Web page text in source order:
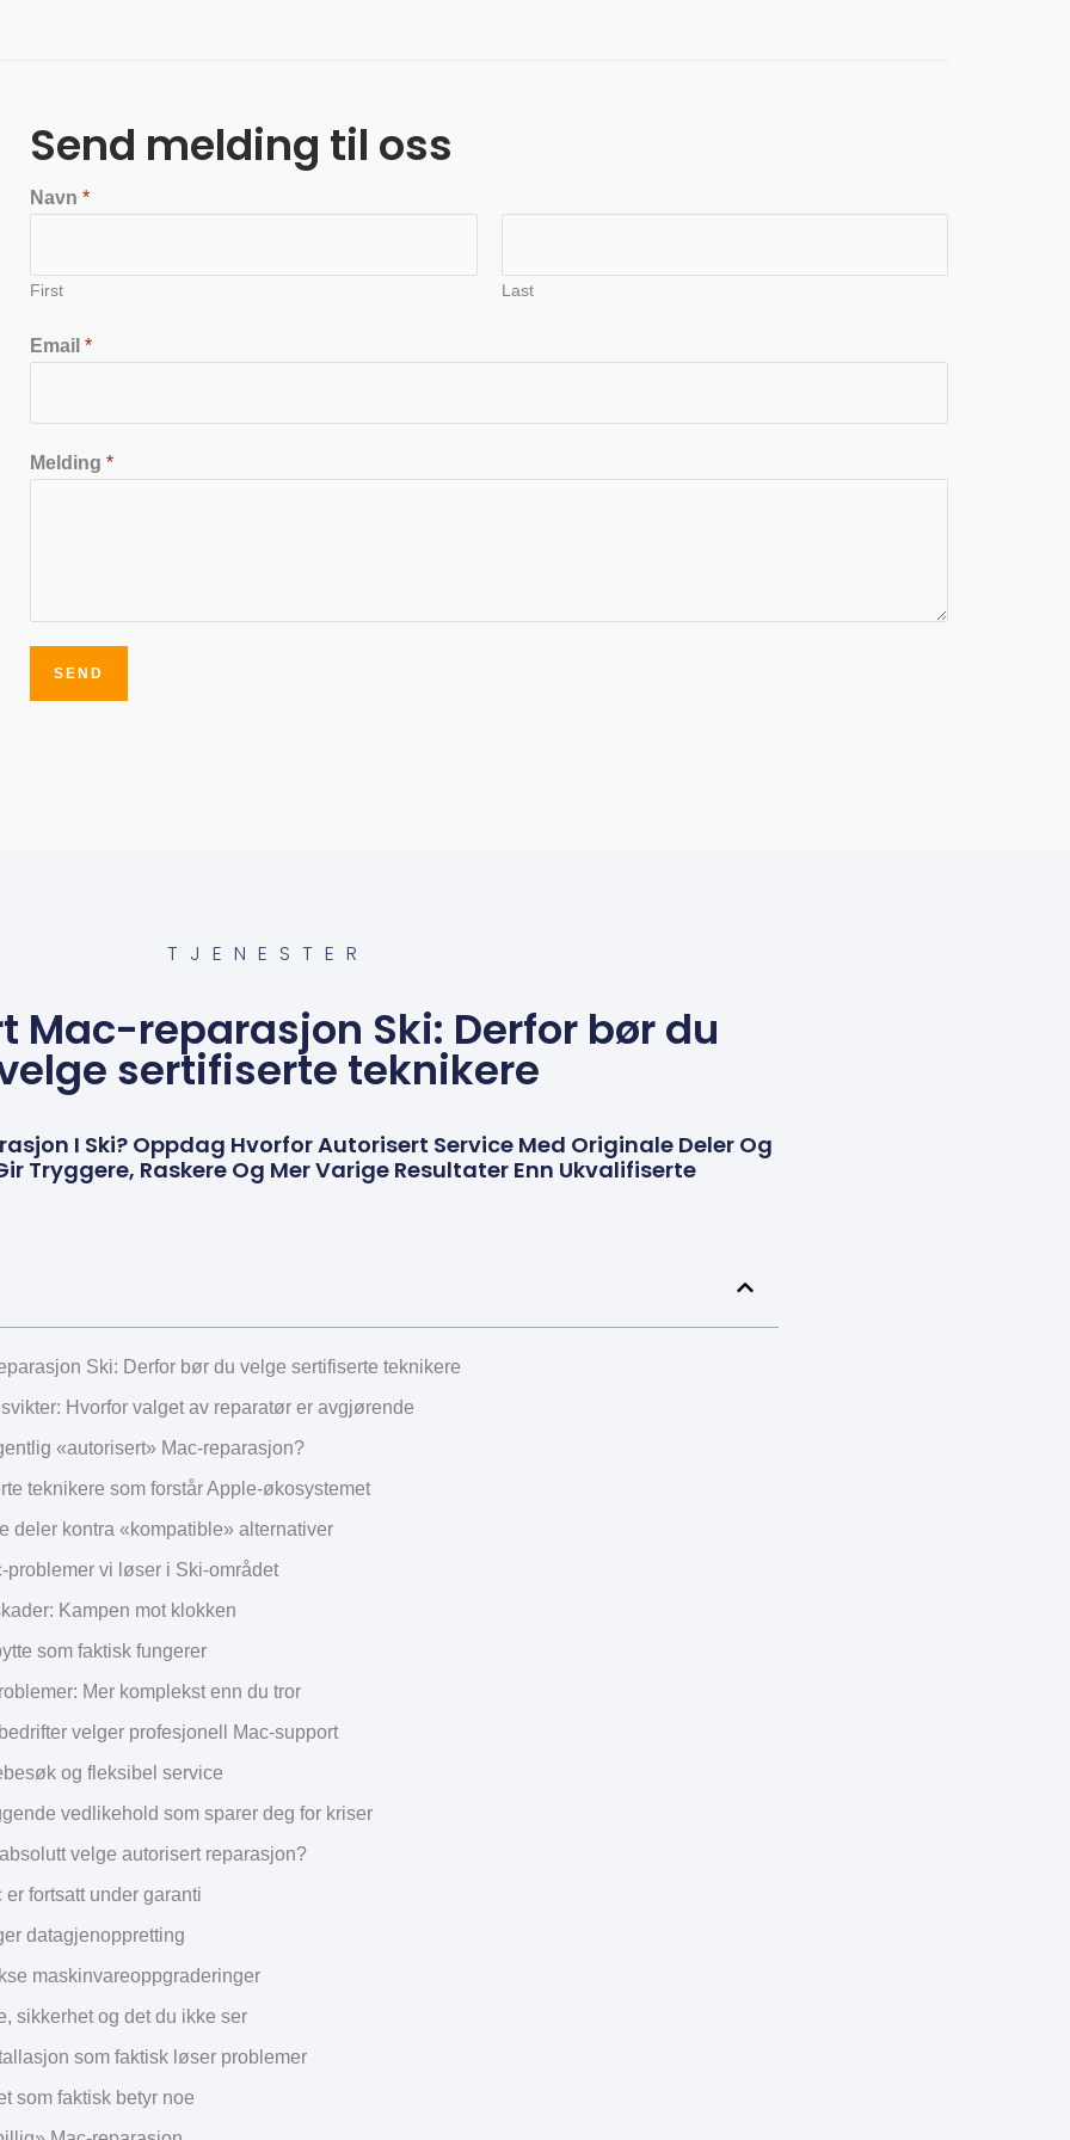
Send melding til oss
Navn*
First Last
Email*
Melding*
SEND
TJENESTER
Mac-reparasjon Ski: Derfor bør du
sertifiserte teknikere
I Ski? Oppdag Hvorfor Autorisert Service Med Originale Deler Og
Tryggere, Raskere Og Mer Varige Resultater Enn Ukvalifiserte
Ski: Derfor bør du velge sertifiserte teknikere
Hvorfor valget av reparatør er avgjørende
«autorisert» Mac-reparasjon?
teknikere som forstår Apple-økosystemet
deler kontra «kompatible» alternativer
problemer vi løser i Ski-området
Kampen mot klokken
som faktisk fungerer
Mer komplekst enn du tror
velger profesjonell Mac-support
og fleksibel service
vedlikehold som sparer deg for kriser
velge autorisert reparasjon?
er fortsatt under garanti
datagjenoppretting
maskinvareoppgraderinger
sikkerhet og det du ikke ser
som faktisk løser problemer
som faktisk betyr noe